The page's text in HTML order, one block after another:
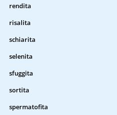
rendita
risalita
schiarita
selenita
sfuggita
sortita
spermatofita